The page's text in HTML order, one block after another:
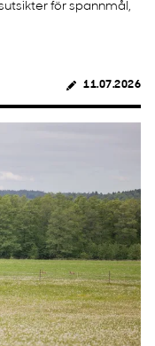
för spannmål,
11.07.2026